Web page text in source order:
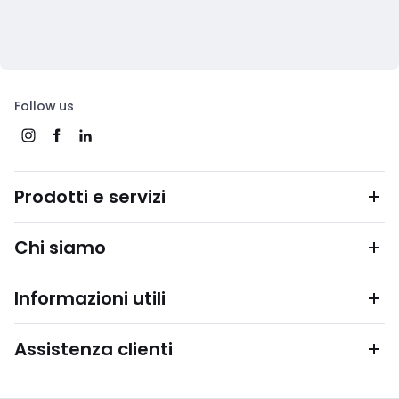
Follow us
Prodotti e servizi
Chi siamo
Informazioni utili
Assistenza clienti